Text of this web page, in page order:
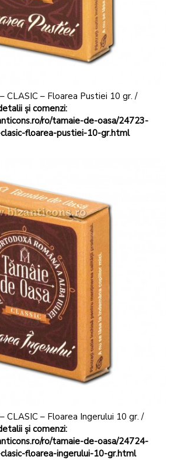
CLASIC – Floarea Pustiei 10 gr. /
și comenzi:
ro/tamaie-de-oasa/24723-
floarea-pustiei-10-gr.html
CLASIC – Floarea Ingerului 10 gr. /
și comenzi:
ro/tamaie-de-oasa/24724-
floarea-ingerului-10-gr.html